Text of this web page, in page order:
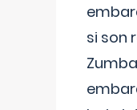
si son